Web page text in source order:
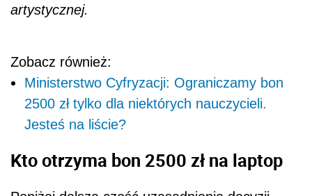
artystycznej.
Zobacz również:
Ministerstwo Cyfryzacji: Ograniczamy bon
2500 zł tylko dla niektórych nauczycieli.
Jesteś na liście?
Kto otrzyma bon 2500 zł na laptop